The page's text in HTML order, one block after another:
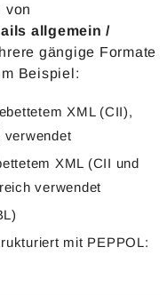
von
allgemein /
gängige Formate
Beispiel:
XML (CII),
verwendet
XML (CII und
verwendet
mit PEPPOL: